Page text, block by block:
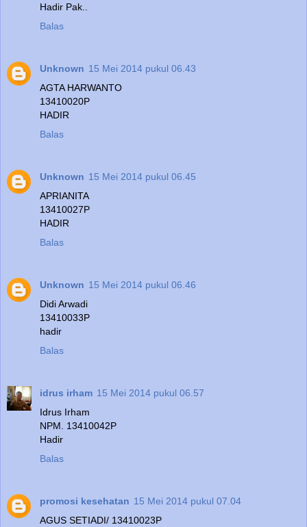
Hadir Pak..
Balas
Unknown 15 Mei 2014 pukul 06.43
AGTA HARWANTO
13410020P
HADIR
Balas
Unknown 15 Mei 2014 pukul 06.45
APRIANITA
13410027P
HADIR
Balas
Unknown 15 Mei 2014 pukul 06.46
Didi Arwadi
13410033P
hadir
Balas
idrus irham 15 Mei 2014 pukul 06.57
Idrus Irham
NPM. 13410042P
Hadir
Balas
promosi kesehatan 15 Mei 2014 pukul 07.04
AGUS SETIADI/ 13410023P